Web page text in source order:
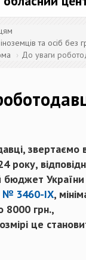
та осіб без
До уваги
звертаємо
року,
України
№ 3460-ІХ,
8000 грн.,
це